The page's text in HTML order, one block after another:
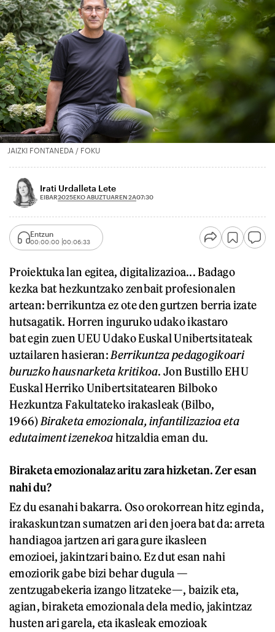
JAIZKI FONTANEDA / FOKU
Irati Urdalleta Lete
EIBAR2025EKO ABUZTUAREN 2A07:30
Entzun
00:00:00 00:06:33
Proiektuka lan egitea, digitalizazioa... Badago
kezka bat hezkuntzako zenbait profesionalen
artean: berrikuntza ez ote den gurtzen berria izate
hutsagatik. Horren inguruko udako ikastaro
bat egin zuen UEU Udako Euskal Unibertsitateak
uztailaren hasieran: Berrikuntza pedagogikoari
buruzko hausnarketa kritikoa. Jon Bustillo EHU
Euskal Herriko Unibertsitatearen Bilboko
Hezkuntza Fakultateko irakasleak (Bilbo,
1966) Biraketa emozionala, infantilizazioa eta
edutaiment izenekoahitzaldia eman du.
Biraketa emozionalaz aritu zara hizketan. Zer esan
nahi du?
Ez du esanahi bakarra. Oso orokorrean hitz eginda,
irakaskuntzan sumatzen ari den joera bat da: arreta
handiagoa jartzen ari gara gure ikasleen
emozioei, jakintzari baino. Ez dut esan nahi
emoziorik gabe bizi behar dugula —
zentzugabekeria izango litzateke—, baizik eta,
agian, biraketa emozionala dela medio, jakintzaz
husten ari garela, eta ikasleak emozioak